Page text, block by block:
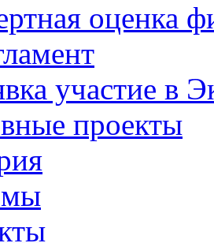
оценка
участие в
проекты